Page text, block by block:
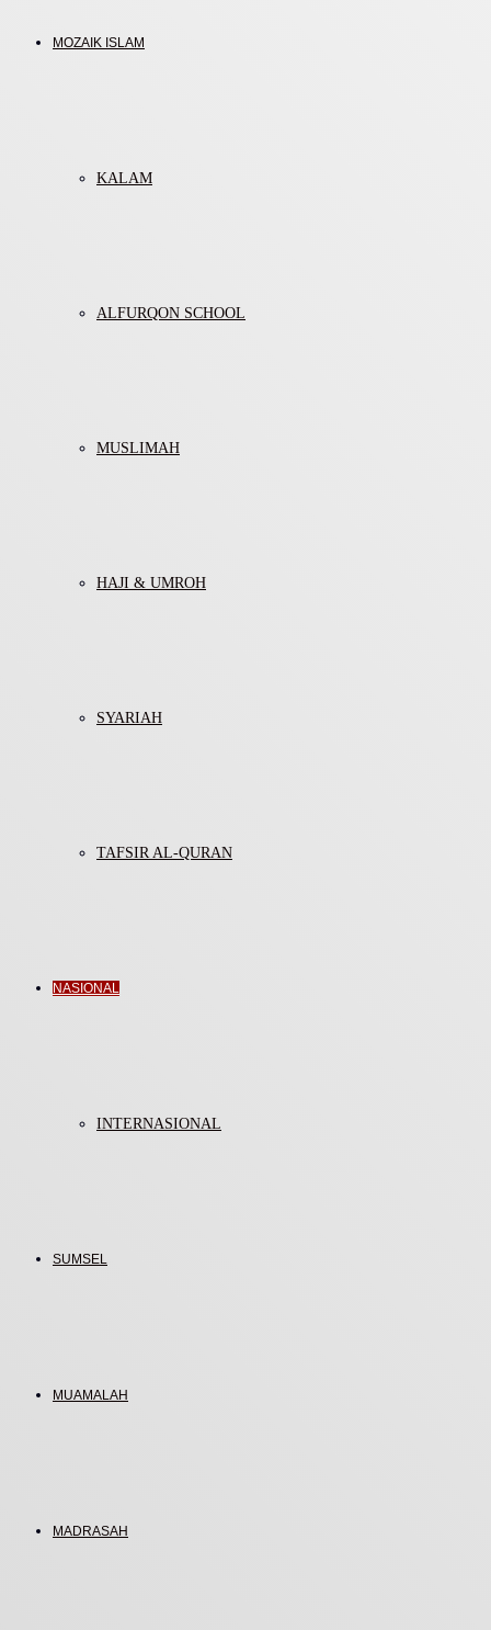
MOZAIK ISLAM
KALAM
ALFURQON SCHOOL
MUSLIMAH
HAJI & UMROH
SYARIAH
TAFSIR AL-QURAN
NASIONAL
INTERNASIONAL
SUMSEL
MUAMALAH
MADRASAH